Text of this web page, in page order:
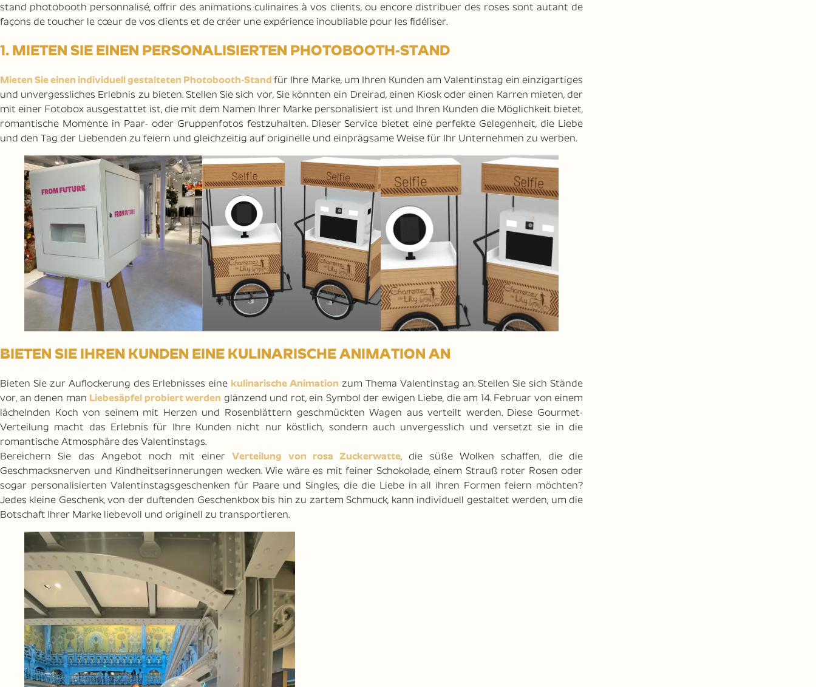
stand photobooth personnalisé, offrir des animations culinaires à vos clients, ou encore distribuer des roses sont autant de
façons de toucher le cœur de vos clients et de créer une expérience inoubliable pour les fidéliser.
1. MIETEN SIE EINEN PERSONALISIERTEN PHOTOBOOTH-STAND
Mieten Sie einen individuell gestalteten Photobooth-Stand für Ihre Marke, um Ihren Kunden am Valentinstag ein einzigartiges
und unvergessliches Erlebnis zu bieten. Stellen Sie sich vor, Sie könnten ein Dreirad, einen Kiosk oder einen Karren mieten, der
mit einer Fotobox ausgestattet ist, die mit dem Namen Ihrer Marke personalisiert ist und Ihren Kunden die Möglichkeit bietet,
romantische Momente in Paar- oder Gruppenfotos festzuhalten. Dieser Service bietet eine perfekte Gelegenheit, die Liebe
und den Tag der Liebenden zu feiern und gleichzeitig auf originelle und einprägsame Weise für Ihr Unternehmen zu werben.
BIETEN SIE IHREN KUNDEN EINE KULINARISCHE ANIMATION AN
Bieten Sie zur Auflockerung des Erlebnisses einekulinarische Animation zum Thema Valentinstag an. Stellen Sie sich Stände
vor, an denen man Liebesäpfel probiert werden glänzend und rot, ein Symbol der ewigen Liebe, die am 14. Februar von einem
lächelnden Koch von seinem mit Herzen und Rosenblättern geschmückten Wagen aus verteilt werden. Diese Gourmet-
Verteilung macht das Erlebnis für Ihre Kunden nicht nur köstlich, sondern auch unvergesslich und versetzt sie in die
romantische Atmosphäre des Valentinstags.
Bereichern Sie das Angebot noch mit einerVerteilung von rosa Zuckerwatte, die süße Wolken schaffen, die die
Geschmacksnerven und Kindheitserinnerungen wecken. Wie wäre es mit feiner Schokolade, einem Strauß roter Rosen oder
sogar personalisierten Valentinstagsgeschenken für Paare und Singles, die die Liebe in all ihren Formen feiern möchten?
Jedes kleine Geschenk, von der duftenden Geschenkbox bis hin zu zartem Schmuck, kann individuell gestaltet werden, um die
Botschaft Ihrer Marke liebevoll und originell zu transportieren.